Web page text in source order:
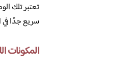
تعتبر تلك
سريع جدًا في
المكونات